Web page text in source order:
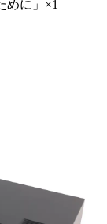
めに」×1